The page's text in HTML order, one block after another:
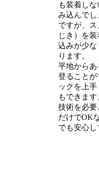
も装着し
み込んで
ですが、
じき）を
込みが少
ります。
平地から
登ることが
ックを上
もできます
技術を必要
だけでOK
でも安心し